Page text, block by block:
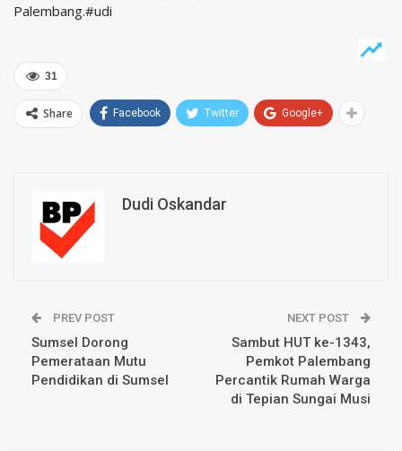
Palembang.#udi
31
Share Facebook Twitter Google+
Dudi Oskandar
PREV POST
Sumsel Dorong
Pemerataan Mutu
Pendidikan di Sumsel
NEXT POST
Sambut HUT ke-1343,
Pemkot Palembang
Percantik Rumah Warga
di Tepian Sungai Musi